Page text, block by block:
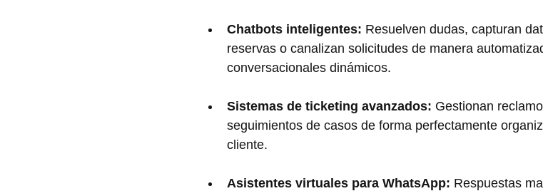
Chatbots inteligentes: Resuelven dudas, capturan
reservas o canalizan solicitudes de manera
conversacionales dinámicos.
Sistemas de ticketing avanzados: Gestionan
seguimientos de casos de forma perfectamente
cliente.
Asistentes virtuales para WhatsApp: Respuestas